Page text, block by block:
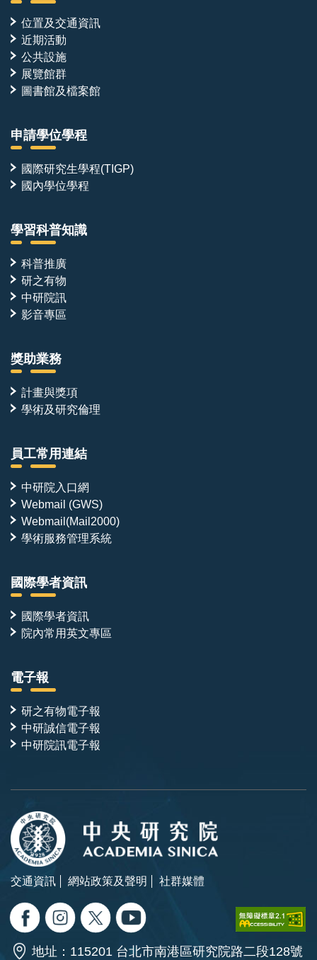
位置及交通資訊
近期活動
公共設施
展覽館群
圖書館及檔案館
申請學位學程
國際研究生學程(TIGP)
國內學位學程
學習科普知識
科普推廣
研之有物
中研院訊
影音專區
獎助業務
計畫與獎項
學術及研究倫理
員工常用連結
中研院入口網
Webmail (GWS)
Webmail(Mail2000)
學術服務管理系統
國際學者資訊
國際學者資訊
院內常用英文專區
電子報
研之有物電子報
中研誠信電子報
中研院訊電子報
交通資訊 網站政策及聲明 社群媒體
地址：115201 台北市南港區研究院路二段128號